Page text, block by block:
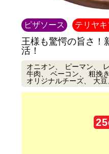
ピザソース テリヤキ
王様も驚愕の旨さ！
活！
オニオン ピーマン
牛肉
ベーコン 粗挽
オリジナルチーズ
大豆